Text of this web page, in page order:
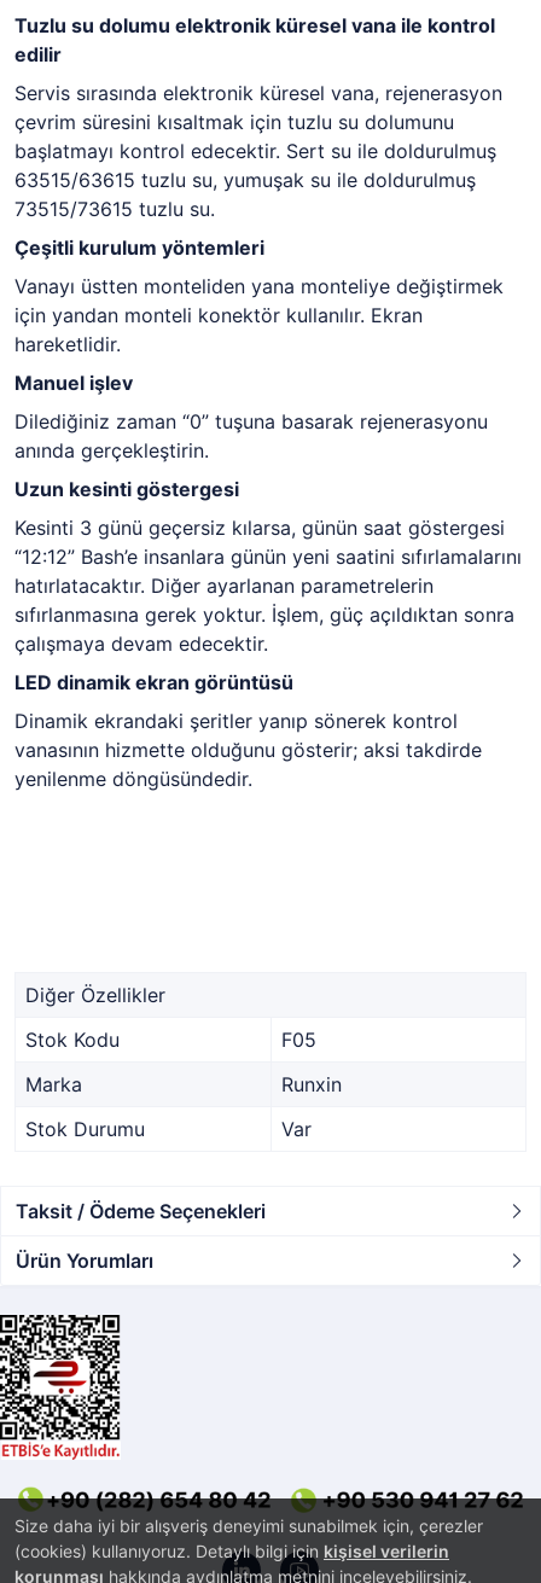
Size daha iyi bir alışveriş deneyimi sunabilmek için, çerezler
(cookies) kullanıyoruz. Detaylı bilgi için kişisel verilerin
korunması hakkında aydınlatma metnini inceleyebilirsiniz.
Tuzlu su dolumu elektronik küresel vana ile kontrol
edilir
Servis sırasında elektronik küresel vana, rejenerasyon
çevrim süresini kısaltmak için tuzlu su dolumunu
başlatmayı kontrol edecektir. Sert su ile doldurulmuş
63515/63615 tuzlu su, yumuşak su ile doldurulmuş
73515/73615 tuzlu su.
Çeşitli kurulum yöntemleri
Vanayı üstten monteliden yana monteliye değiştirmek
için yandan monteli konektör kullanılır. Ekran
hareketlidir.
Manuel işlev
Dilediğiniz zaman “0” tuşuna basarak rejenerasyonu
anında gerçekleştirin.
Uzun kesinti göstergesi
Kesinti 3 günü geçersiz kılarsa, günün saat göstergesi
“12:12” Bash’e insanlara günün yeni saatini sıfırlamalarını
hatırlatacaktır. Diğer ayarlanan parametrelerin
sıfırlanmasına gerek yoktur. İşlem, güç açıldıktan sonra
çalışmaya devam edecektir.
LED dinamik ekran görüntüsü
Dinamik ekrandaki şeritler yanıp sönerek kontrol
vanasının hizmette olduğunu gösterir; aksi takdirde
yenilenme döngüsündedir.
Diğer Özellikler
Stok Kodu
F05
Marka
Runxin
Stok Durumu
Var
Taksit / Ödeme Seçenekleri
Ürün Yorumları